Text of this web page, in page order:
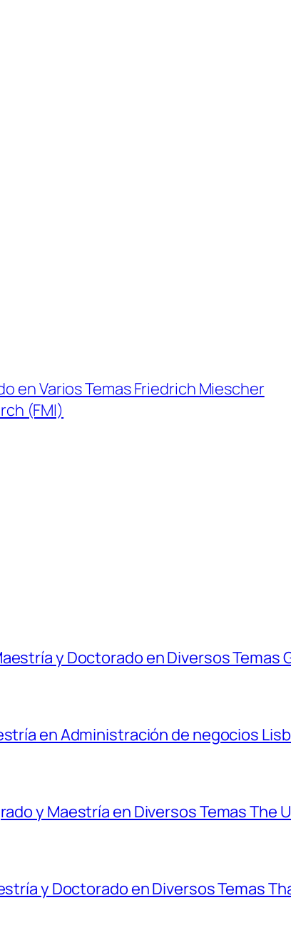
en Varios Temas Friedrich Miescher
(FMI)
y Doctorado en Diversos Temas
en Administración de negocios
y Maestría en Diversos Temas The
y Doctorado en Diversos Temas